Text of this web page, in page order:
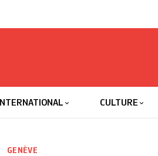
INTERNATIONAL CULTURE
GENÈVE